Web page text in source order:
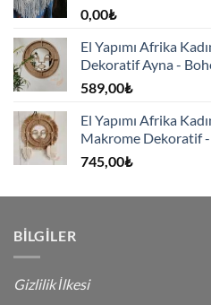
0,00₺
El Yapımı Afrika
Dekoratif Ayna -
589,00₺
El Yapımı Afrika
Makrome Dekoratif
745,00₺
BILGILER
Gizlilik İlkesi